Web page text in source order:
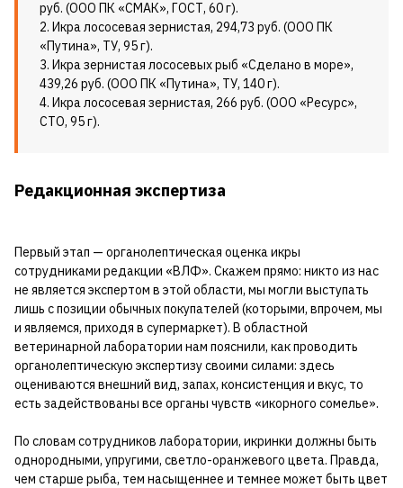
руб. (ООО ПК «СМАК», ГОСТ, 60 г).
2. Икра лососевая зернистая, 294,73 руб. (ООО ПК
«Путина», ТУ, 95 г).
3. Икра зернистая лососевых рыб «Сделано в море»,
439,26 руб. (ООО ПК «Путина», ТУ, 140 г).
4. Икра лососевая зернистая, 266 руб. (ООО «Ресурс»,
СТО, 95 г).
Редакционная экспертиза
Первый этап — органолептическая оценка икры
сотрудниками редакции «ВЛФ». Скажем прямо: никто из нас
не является экспертом в этой области, мы могли выступать
лишь с позиции обычных покупателей (которыми, впрочем, мы
и являемся, приходя в супермаркет). В областной
ветеринарной лаборатории нам пояснили, как проводить
органолептическую экспертизу своими силами: здесь
оцениваются внешний вид, запах, консистенция и вкус, то
есть задействованы все органы чувств «икорного сомелье».
По словам сотрудников лаборатории, икринки должны быть
однородными, упругими, светло-оранжевого цвета. Правда,
чем старше рыба, тем насыщеннее и темнее может быть цвет